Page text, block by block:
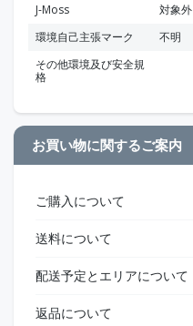
J-Moss
対象外
環境自己主張マーク
不明
その他環境及び安全規
格
お買い物に関するご案内
ご購入について
送料について
配送予定とエリアについて
返品について